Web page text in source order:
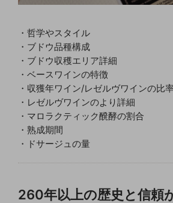
・哲学やスタイル
・ブドウ品種構成
・ブドウ収穫エリア詳細
・ベースワインの特徴
・収獲年ワイン/レゼルヴワインの比率
・レゼルヴワインのより詳細
・マロラクティック醗酵の割合
・熟成期間
・ドサージュの量
260年以上の歴史と信頼